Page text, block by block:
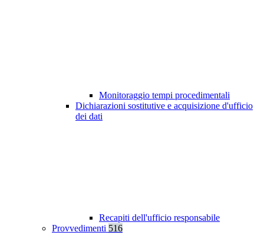
Monitoraggio tempi procedimentali
Dichiarazioni sostitutive e acquisizione d'ufficio
dei dati
Recapiti dell'ufficio responsabile
Provvedimenti 516